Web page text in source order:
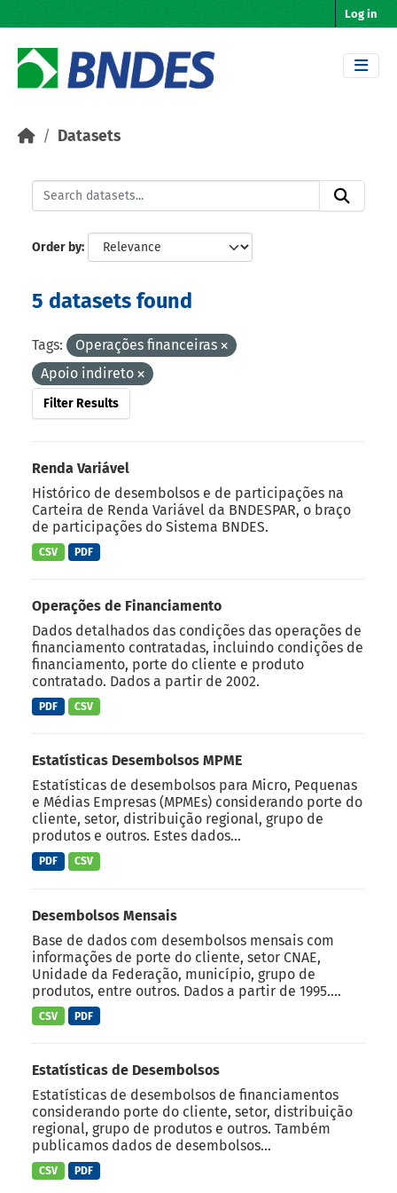
Log in
Datasets
Order by
5 datasets found
Tags:
Operações financeiras
Apoio indireto
Filter Results
Renda Variável
Histórico de desembolsos e de participações na
Carteira de Renda Variável da BNDESPAR, o braço
de participações do Sistema BNDES.
CSV PDF
Operações de Financiamento
Dados detalhados das condições das operações de
financiamento contratadas, incluindo condições de
financiamento, porte do cliente e produto
contratado. Dados a partir de 2002.
PDF CSV
Estatísticas Desembolsos MPME
Estatísticas de desembolsos para Micro, Pequenas
e Médias Empresas (MPMEs) considerando porte do
cliente, setor, distribuição regional, grupo de
produtos e outros. Estes dados...
PDF CSV
Desembolsos Mensais
Base de dados com desembolsos mensais com
informações de porte do cliente, setor CNAE,
Unidade da Federação, município, grupo de
produtos, entre outros. Dados a partir de 1995....
CSV PDF
Estatísticas de Desembolsos
Estatísticas de desembolsos de financiamentos
considerando porte do cliente, setor, distribuição
regional, grupo de produtos e outros. Também
publicamos dados de desembolsos...
CSV PDF